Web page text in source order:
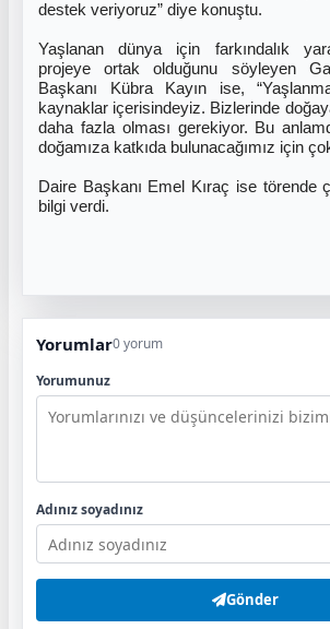
destek veriyoruz” diye konuştu.
Yaşlanan dünya için farkındalık
projeye ortak olduğunu söyleyen
Başkanı Kübra Kayın ise,
kaynaklar içerisindeyiz. Bizlerinde
daha fazla olması gerekiyor. Bu
doğamıza katkıda bulunacağımız için
Daire Başkanı Emel Kıraç ise törende
bilgi verdi.
Yorumlar0 yorum
Yorumunuz
Adınız soyadınız
Gönder